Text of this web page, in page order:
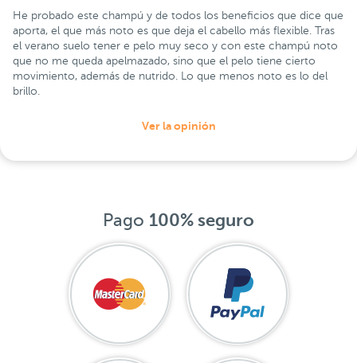
He probado este champú y de todos los beneficios que dice que
aporta, el que más noto es que deja el cabello más flexible. Tras
el verano suelo tener e pelo muy seco y con este champú noto
que no me queda apelmazado, sino que el pelo tiene cierto
movimiento, además de nutrido. Lo que menos noto es lo del
brillo.
Ver la opinión
Pago 100% seguro